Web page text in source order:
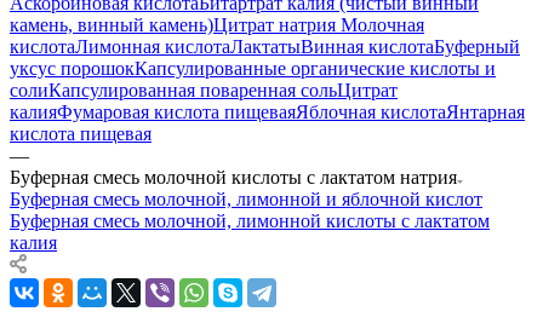
камень, винный камень)Цитрат натрия Молочная
кислотаЛимонная кислотаЛактатыВинная кислотаБуферный
уксус порошокКапсулированные органические кислоты и
солиКапсулированная поваренная сольЦитрат
калияФумаровая кислота пищеваяЯблочная кислотаЯнтарная
кислота пищевая
—
Буферная смесь молочной кислоты с лактатом натрия
Буферная смесь молочной, лимонной и яблочной кислот
Буферная смесь молочной, лимонной кислоты с лактатом
калия